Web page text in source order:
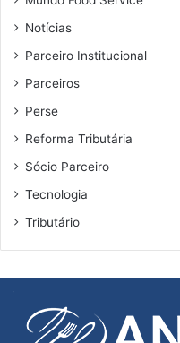
Notícias
Parceiro Institucional
Parceiros
Perse
Reforma Tributária
Sócio Parceiro
Tecnologia
Tributário